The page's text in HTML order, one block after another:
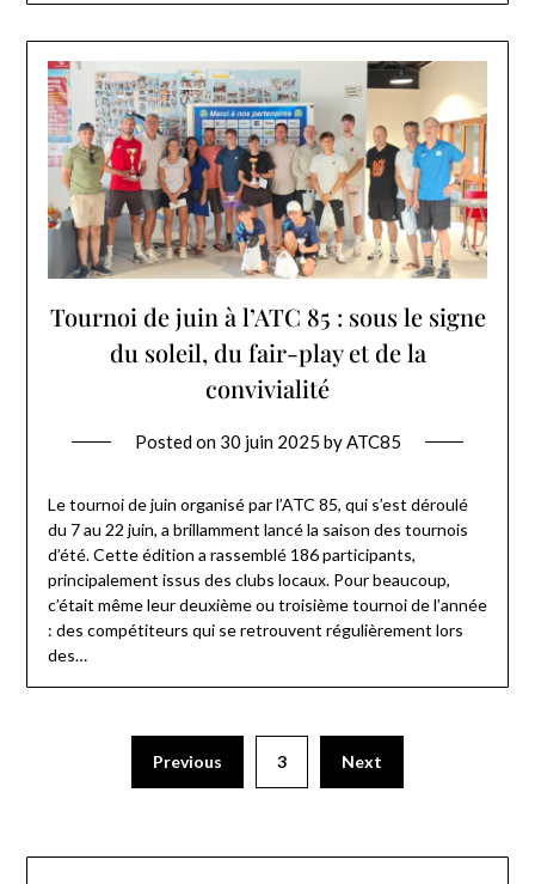
Tournoi de juin à l’ATC 85 : sous le signe
du soleil, du fair-play et de la
convivialité
Posted on 30 juin 2025 byATC85
Le tournoi de juin organisé par l’ATC 85, qui s’est déroulé
du 7 au 22 juin, a brillamment lancé la saison des tournois
d’été. Cette édition a rassemblé 186 participants,
principalement issus des clubs locaux. Pour beaucoup,
c’était même leur deuxième ou troisième tournoi de l’année
: des compétiteurs qui se retrouvent régulièrement lors
des…
Previous 3 Next